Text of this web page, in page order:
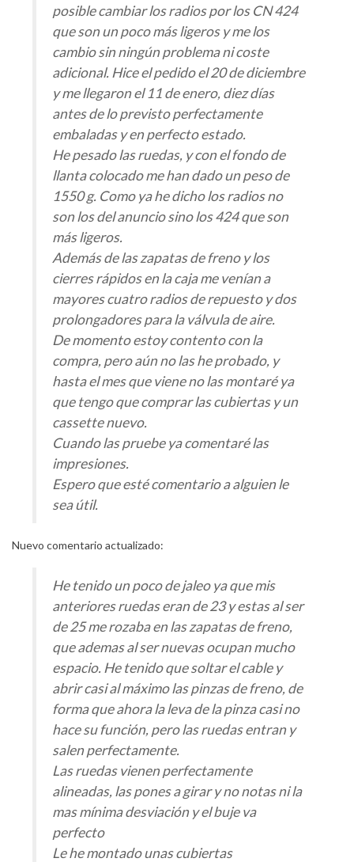
posible cambiar los radios por los CN 424
que son un poco más ligeros y me los
cambio sin ningún problema ni coste
adicional. Hice el pedido el 20 de diciembre
y me llegaron el 11 de enero, diez días
antes de lo previsto perfectamente
embaladas y en perfecto estado.
He pesado las ruedas, y con el fondo de
llanta colocado me han dado un peso de
1550 g. Como ya he dicho los radios no
son los del anuncio sino los 424 que son
más ligeros.
Además de las zapatas de freno y los
cierres rápidos en la caja me venían a
mayores cuatro radios de repuesto y dos
prolongadores para la válvula de aire.
De momento estoy contento con la
compra, pero aún no las he probado, y
hasta el mes que viene no las montaré ya
que tengo que comprar las cubiertas y un
cassette nuevo.
Cuando las pruebe ya comentaré las
impresiones.
Espero que esté comentario a alguien le
sea útil.
Nuevo comentario actualizado:
He tenido un poco de jaleo ya que mis
anteriores ruedas eran de 23 y estas al ser
de 25 me rozaba en las zapatas de freno,
que ademas al ser nuevas ocupan mucho
espacio. He tenido que soltar el cable y
abrir casi al máximo las pinzas de freno, de
forma que ahora la leva de la pinza casi no
hace su función, pero las ruedas entran y
salen perfectamente.
Las ruedas vienen perfectamente
alineadas, las pones a girar y no notas ni la
mas mínima desviación y el buje va
perfecto
Le he montado unas cubiertas